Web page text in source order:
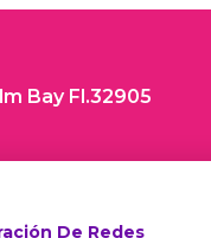
Bay Fl.32905
De Redes